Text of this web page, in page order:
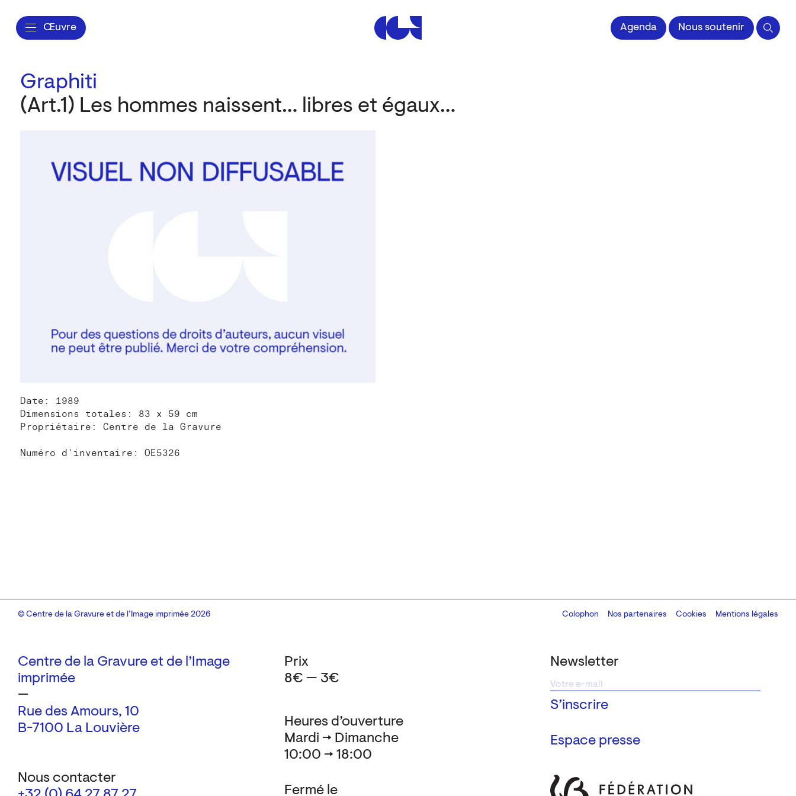
Œuvre Centre de la Gravure et de l'Image impriméeAgenda Nous soutenir
Graphiti
(Art.1) Les hommes naissent… libres et égaux…
Date: 1989
Dimensions totales: 83 x 59 cm
Propriétaire: Centre de la Gravure
Numéro d'inventaire: OE5326
Centre de la Gravure et de l’Image
imprimée
—
Rue des Amours, 10
B-7100 La Louvière
Nous contacter
Newsletter
Espace presse
Heures d’ouverture
Mardi → Dimanche
10:00 → 18:00
Fermé le
Prix
8€ — 3€
© Centre de la Gravure et de l’Image imprimée 2026 Colophon
Design:Marcel Kaczmarek, code:8080.studio
Nos partenaires Cookies Mentions légales